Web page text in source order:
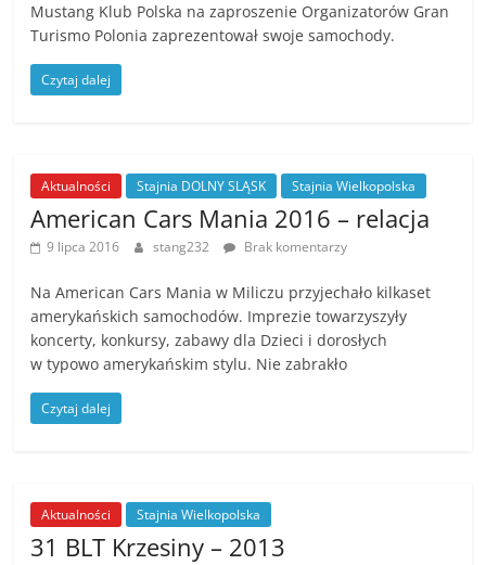
Mustang Klub Polska na zaproszenie Organizatorów Gran
Turismo Polonia zaprezentował swoje samochody.
Czytaj dalej
Aktualności Stajnia DOLNY SLĄSK Stajnia Wielkopolska
American Cars Mania 2016 – relacja
9 lipca 2016 stang232 Brak komentarzy
Na American Cars Mania w Miliczu przyjechało kilkaset
amerykańskich samochodów. Imprezie towarzyszyły
koncerty, konkursy, zabawy dla Dzieci i dorosłych
w typowo amerykańskim stylu. Nie zabrakło
Czytaj dalej
Aktualności Stajnia Wielkopolska
31 BLT Krzesiny – 2013